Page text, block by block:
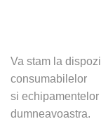
Va stam la
consumabilelor
si
dumneavoastra.